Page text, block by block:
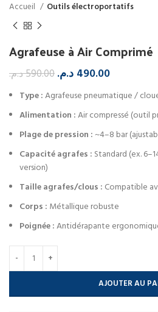
Accueil Outils électroportatifs
Agrafeuse à Air Comprimé
590.00د.م. 490.00 د.م.
Type :Agrafeuse pneumatique /
Alimentation :Air compressé (outil
Plage de pression :~4–8 bar
Capacité agrafes : Standard (ex.
version)
Taille agrafes/clous : Compatible
Corps : Métallique robuste
Poignée :Antidérapante
AJOUTER AU